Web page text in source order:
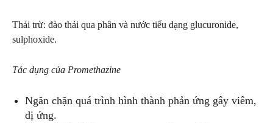
Thải trừ: đào thải qua phân và nước tiểu dạng glucuronide,
sulphoxide.
Tác dụng của Promethazine
Ngăn chặn quá trình hình thành phản ứng gây viêm,
dị ứng.